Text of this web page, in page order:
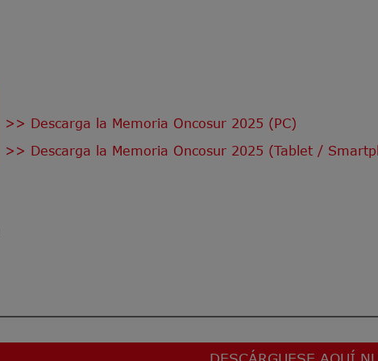
>> Descarga la Memoria Oncosur 2025 (PC)
>> Descarga la Memoria Oncosur 2025 (Tablet /
DESCÁRGUESE AQUÍ